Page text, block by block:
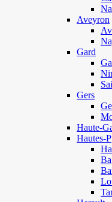
Aveyron
Gard
Gers
Haute-
Hautes-